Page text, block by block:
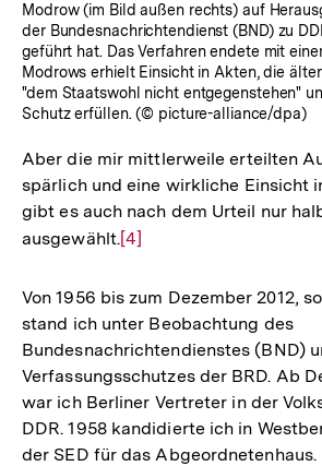
Modrow (im Bild außen rechts) auf
der Bundesnachrichtendienst (BND) zu
geführt hat. Das Verfahren endete mit
Modrows erhielt Einsicht in Akten, die
"dem Staatswohl nicht entgegenstehen"
Schutz erfüllen. (© picture-alliance/dpa)
Aber die mir mittlerweile erteilten
spärlich und eine wirkliche Einsicht
gibt es auch nach dem Urteil nur
ausgewählt.Zur
der
Fußnote
[4]
Von 1956 bis zum Dezember 2012,
stand ich unter Beobachtung des
Bundesnachrichtendienstes (BND)
Verfassungsschutzes der BRD. Ab
war ich Berliner Vertreter in der
DDR. 1958 kandidierte ich in
der SED für das